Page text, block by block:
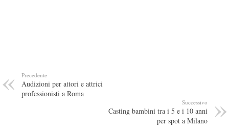
Precedente
Audizioni per attori e attrici
professionisti a Roma
Successivo
Casting bambini tra i 5 e i 10 anni
per spot a Milano